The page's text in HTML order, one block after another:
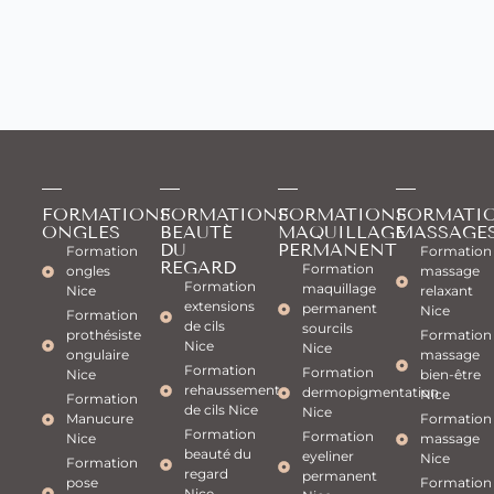
FORMATIONS
ONGLES
Formation
ongles
Nice
Formation
prothésiste
ongulaire
Nice
Formation
Manucure
Nice
Formation
pose
FORMATIONS
BEAUTÉ
DU
REGARD
Formation
extensions
de cils
Nice
Formation
rehaussement
de cils Nice
Formation
beauté du
regard
FORMATIONS
MAQUILLAGE
PERMANENT
Formation
maquillage
permanent
sourcils
Nice
Formation
dermopigmentation
Nice
Formation
eyeliner
permanent
Formation
massage
relaxant
Nice
Formation
massage
bien-être
Nice
Formation
massage
Nice
Formation